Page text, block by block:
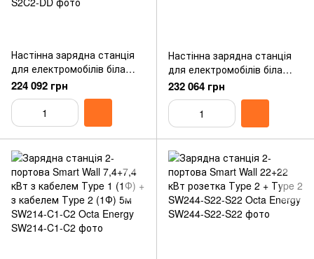
Настінна зарядна станція
для електромобілів біла
Ingerev Fusion Wall 400В
44кВт (22+22) з розеткою
Тype 2 + розеткою Type 2
Ingeteam FW3MW‐S2S2
224 092 грн
Настінна зарядна станція
для електромобілів біла
Ingerev Fusion Wall 400В
44кВт (22+22) 2 роз'єми
Тype 2 з кабелем 5м
Ingeteam FW3MW‐C2C2‐DD
232 064 грн